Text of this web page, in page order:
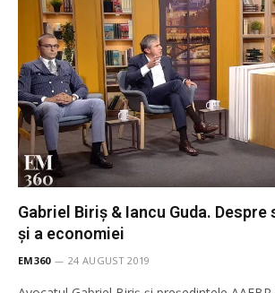
Gabriel Biriș & Iancu Guda.
și a economiei
EM360 24 AUGUST 2019